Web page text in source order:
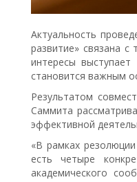
Актуальность
развитие» связана
интересы
становится важным
Результатом
Саммита
эффективной
«В рамках
есть четыре
академического